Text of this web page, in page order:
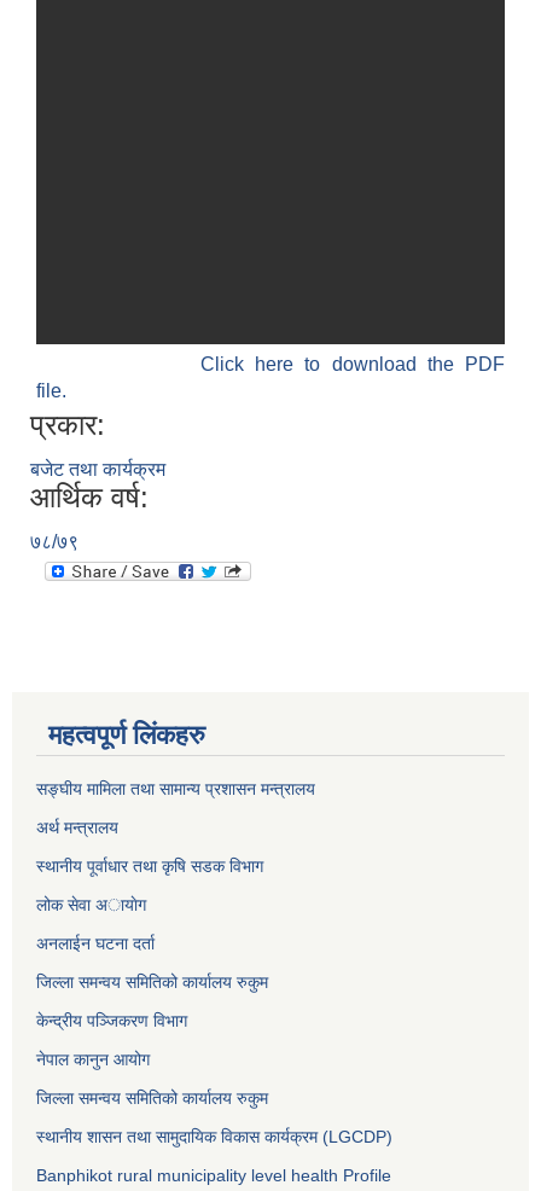
Click here to download the PDF
file.
प्रकार:
बजेट तथा कार्यक्रम
आर्थिक वर्ष:
७८/७९
महत्वपूर्ण लिंकहरु
सङ्घीय मामिला तथा सामान्य प्रशासन मन्त्रालय
अर्थ मन्त्रालय
स्थानीय पूर्वाधार तथा कृषि सडक विभाग
लोक सेवा अायाेग
अनलाईन घटना दर्ता
जिल्ला समन्वय समितिको कार्यालय रुकुम
केन्द्रीय पञ्जिकरण विभाग
नेपाल कानुन आयोग
जिल्ला समन्वय समितिको कार्यालय रुकुम
स्थानीय शासन तथा सामुदायिक विकास कार्यक्रम (LGCDP)
Banphikot rural municipality level health Profile